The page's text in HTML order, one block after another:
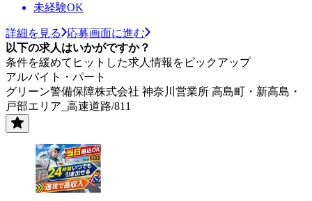
未経験OK
詳細を見る
応募画面に進む
以下の求人はいかがですか？
条件を緩めてヒットした求人情報をピックアップ
アルバイト・パート
グリーン警備保障株式会社 神奈川営業所 高島町・新高島・
戸部エリア_高速道路/811